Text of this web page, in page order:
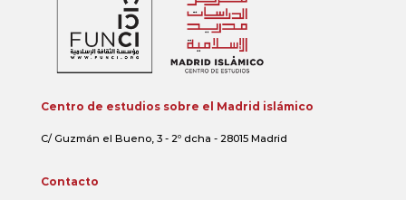
Centro de estudios sobre el Madrid islámico
C/ Guzmán el Bueno, 3 - 2º dcha - 28015 Madrid
Contacto